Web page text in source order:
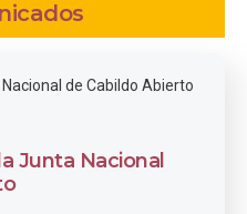
Junta Nacional